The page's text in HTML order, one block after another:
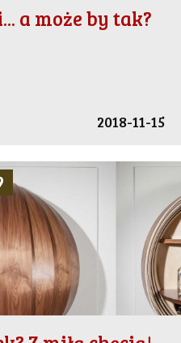
a może by tak?
2018-11-15